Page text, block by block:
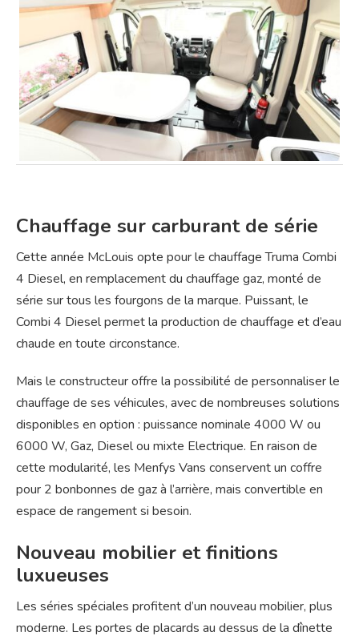
Chauffage sur carburant de série
Cette année McLouis opte pour le chauffage Truma Combi
4 Diesel, en remplacement du chauffage gaz, monté de
série sur tous les fourgons de la marque. Puissant, le
Combi 4 Diesel permet la production de chauffage et d’eau
chaude en toute circonstance.
Mais le constructeur offre la possibilité de personnaliser le
chauffage de ses véhicules, avec de nombreuses solutions
disponibles en option : puissance nominale 4000 W ou
6000 W, Gaz, Diesel ou mixte Electrique. En raison de
cette modularité, les Menfys Vans conservent un coffre
pour 2 bonbonnes de gaz à l’arrière, mais convertible en
espace de rangement si besoin.
Nouveau mobilier et finitions
luxueuses
Les séries spéciales profitent d’un nouveau mobilier, plus
moderne. Les portes de placards au dessus de la dînette